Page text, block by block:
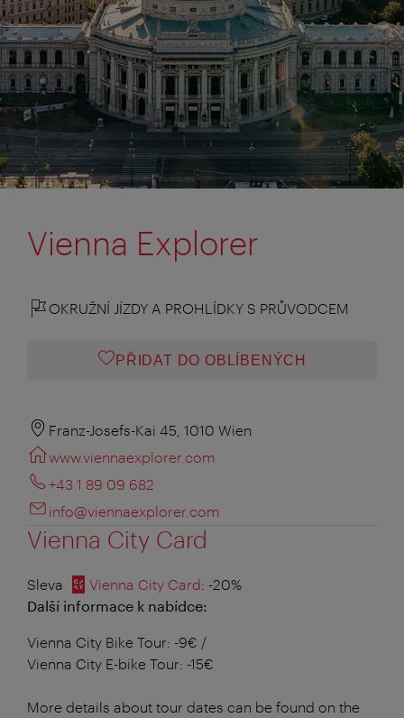
Vienna Explorer
OKRUŽNÍ JÍZDY A PROHLÍDKY S PRŮVODCEM
PŘIDAT DO OBLÍBENÝCH
Franz-Josefs-Kai 45, 1010 Wien
www.viennaexplorer.com
+43 1 89 09 682
info@viennaexplorer.com
Vienna City Card
Sleva Vienna City Card: -20%
Další informace k nabídce:
Vienna City Bike Tour: -9€ /
Vienna City E-bike Tour: -15€
More details about tour dates can be found on the